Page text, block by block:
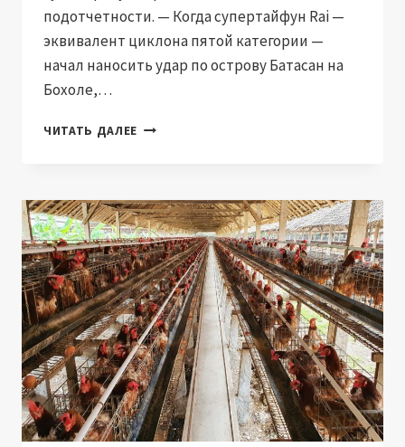
подотчетности. — Когда супертайфун Rai —
эквивалент циклона пятой категории —
начал наносить удар по острову Бата­сан на
Бохоле,…
ЧИТАТЬ ДАЛЕЕ СООБЩЕСТВА
ОБРАЩАЮТСЯ
В
СУДЫ
ЗА
ЭКОЛОГИЧЕСКОЙ
СПРАВЕДЛИВОСТЬЮ